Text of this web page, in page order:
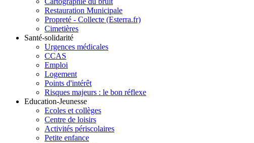
Restauration Municipale
Propreté - Collecte (Esterra.fr)
Cimetières
Santé-solidarité
Urgences médicales
CCAS
Emploi
Logement
Points d'intérêt
Risques majeurs : le bon réflexe
Education-Jeunesse
Ecoles et collèges
Centre de loisirs
Activités périscolaires
Petite enfance